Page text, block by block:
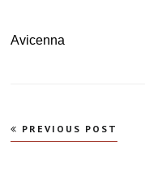
Avicenna
Navegação
de
PREVIOUS POST